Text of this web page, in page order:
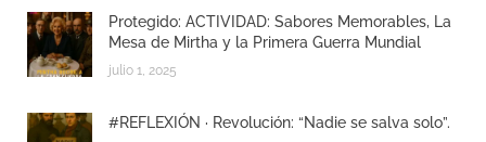
Protegido: ACTIVIDAD: Sabores Memorables, La
Mesa de Mirtha y la Primera Guerra Mundial
julio 1, 2025
#REFLEXIÓN · Revolución: “Nadie se salva solo”.